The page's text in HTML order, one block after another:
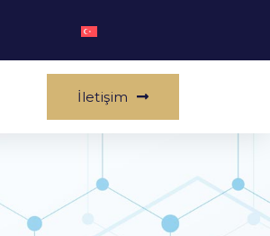
İletişim